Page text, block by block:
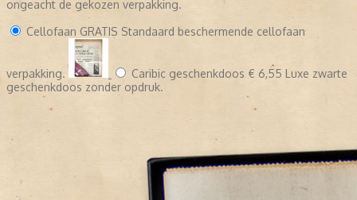
ongeacht de gekozen verpakking.
Cellofaan GRATIS Standaard beschermende cellofaan
verpakking. Caribic geschenkdoos € 6,55 Luxe zwarte
geschenkdoos zonder opdruk.